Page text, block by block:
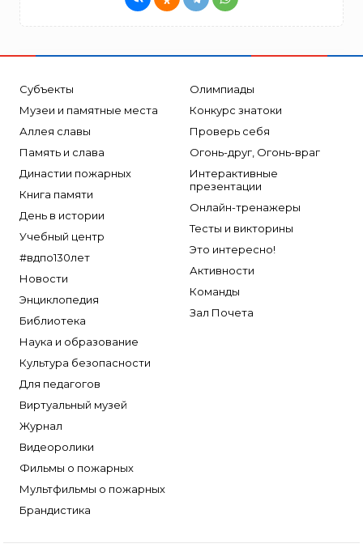
Субъекты
Музеи и памятные места
Аллея славы
Память и слава
Династии пожарных
Книга памяти
День в истории
Учебный центр
#вдпо130лет
Новости
Энциклопедия
Библиотека
Наука и образование
Культура безопасности
Для педагогов
Виртуальный музей
Журнал
Видеоролики
Фильмы о пожарных
Мультфильмы о пожарных
Брандистика
Олимпиады
Конкурс знатоки
Проверь себя
Огонь-друг, Огонь-враг
Интерактивные
презентации
Онлайн-тренажеры
Тесты и викторины
Это интересно!
Активности
Команды
Зал Почета